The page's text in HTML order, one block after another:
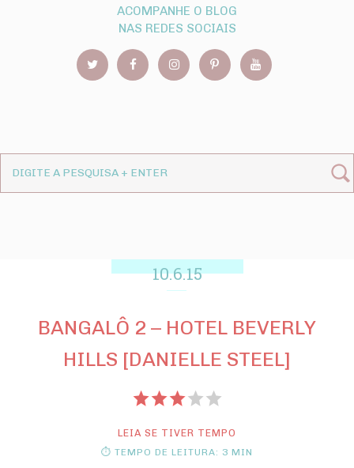
ACOMPANHE O BLOG
NAS REDES SOCIAIS
10.6.15
BANGALÔ 2 – HOTEL BEVERLY
HILLS [DANIELLE STEEL]
LEIA SE TIVER TEMPO
⏱ TEMPO DE LEITURA: 3 MIN